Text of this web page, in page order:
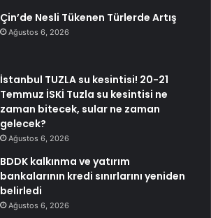
Çin’de Nesli Tükenen Türlerde Artış
Ağustos 6, 2026
İstanbul TUZLA su kesintisi! 20-21
Temmuz İSKİ Tuzla su kesintisi ne
zaman bitecek, sular ne zaman
gelecek?
Ağustos 6, 2026
BDDK kalkınma ve yatırım
bankalarının kredi sınırlarını yeniden
belirledi
Ağustos 6, 2026